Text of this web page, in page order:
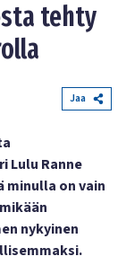
tehty
Jaa
Lulu Ranne
minulla on vain
nykyinen